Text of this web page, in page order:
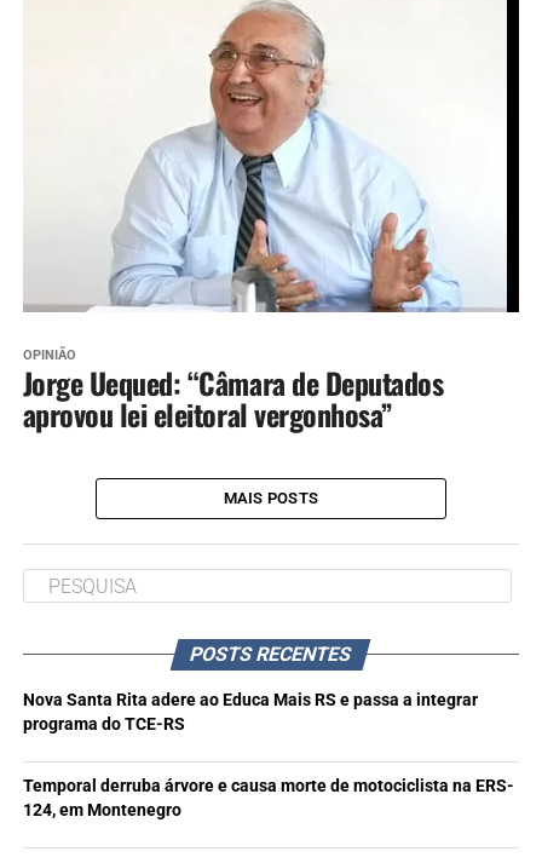
OPINIÃO
Jorge Uequed: “Câmara de Deputados
aprovou lei eleitoral vergonhosa”
MAIS POSTS
POSTS RECENTES
Nova Santa Rita adere ao Educa Mais RS e passa a integrar
programa do TCE-RS
Temporal derruba árvore e causa morte de motociclista na ERS-
124, em Montenegro